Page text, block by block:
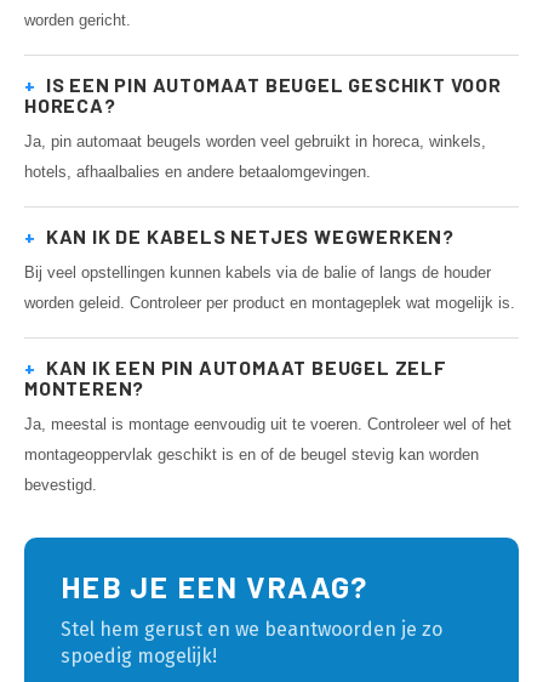
worden gericht.
+ IS EEN PIN AUTOMAAT BEUGEL GESCHIKT VOOR
HORECA?
Ja, pin automaat beugels worden veel gebruikt in horeca, winkels,
hotels, afhaalbalies en andere betaalomgevingen.
+ KAN IK DE KABELS NETJES WEGWERKEN?
Bij veel opstellingen kunnen kabels via de balie of langs de houder
worden geleid. Controleer per product en montageplek wat mogelijk is.
+ KAN IK EEN PIN AUTOMAAT BEUGEL ZELF
MONTEREN?
Ja, meestal is montage eenvoudig uit te voeren. Controleer wel of het
montageoppervlak geschikt is en of de beugel stevig kan worden
bevestigd.
HEB JE EEN VRAAG?
Stel hem gerust en we beantwoorden je zo
spoedig mogelijk!